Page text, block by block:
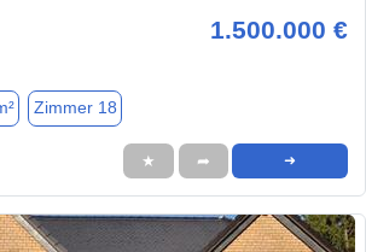
1.500.000 €
Zimmer 18
★ ➦ ➜